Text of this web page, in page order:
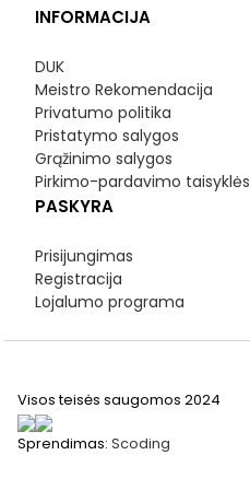
INFORMACIJA
DUK
Meistro Rekomendacija
Privatumo politika
Pristatymo salygos
Grąžinimo salygos
Pirkimo-pardavimo taisyklės
PASKYRA
Prisijungimas
Registracija
Lojalumo programa
Visos teisės saugomos 2024
Sprendimas: Scoding